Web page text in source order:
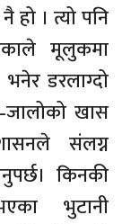
हो । त्यो पनि
मूलुकमा
डरलाग्दो
खास
संलग्न
किनकी
भुटानी